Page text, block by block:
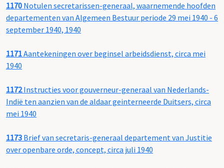
1170 Notulen secretarissen-generaal, waarnemende hoofden
departementen van Algemeen Bestuur periode 29 mei 1940 - 6
september 1940, 1940
1171Aantekeningen over beginsel arbeidsdienst, circa mei
1940
1172Instructies voor gouverneur-generaal van Nederlands-
Indië ten aanzien van de aldaar geinterneerde Duitsers, circa
mei 1940
1173 Brief van secretaris-generaal departement van Justitie
over openbare orde, concept, circa juli 1940